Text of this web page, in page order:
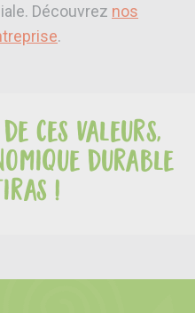
Découvrez nos
.
ces valeurs,
durable
!